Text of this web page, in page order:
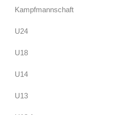
Kampfmannschaft
U24
U18
U14
U13